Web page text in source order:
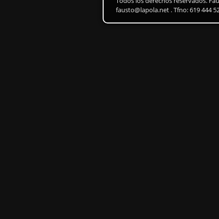
fausto@lapola.net . Tfno: 619 444